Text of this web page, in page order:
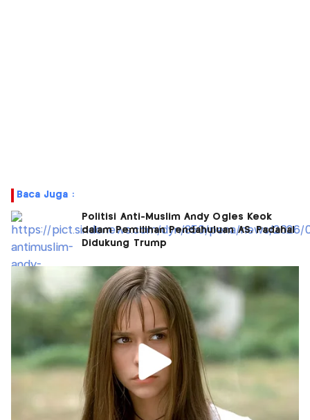
Baca Juga :
Politisi Anti-Muslim Andy Ogles Keok
dalam Pemilihan Pendahuluan AS, Padahal
Didukung Trump